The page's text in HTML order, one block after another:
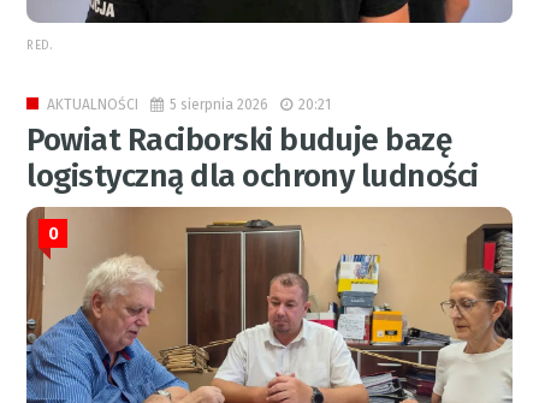
RED.
AKTUALNOŚCI 5 sierpnia 2026 20:21
Powiat Raciborski buduje bazę
logistyczną dla ochrony ludności
0